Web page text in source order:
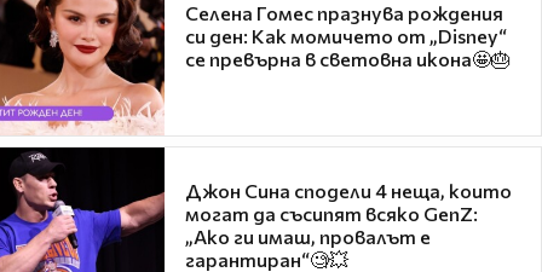
Селена Гомес празнува рождения
си ден: Как момичето от „Disney“
се превърна в световна икона🤩🎂
Джон Сина сподели 4 неща, които
могат да съсипят всяко GenZ:
„Ако ги имаш, провалът е
гарантиран“🧐💥